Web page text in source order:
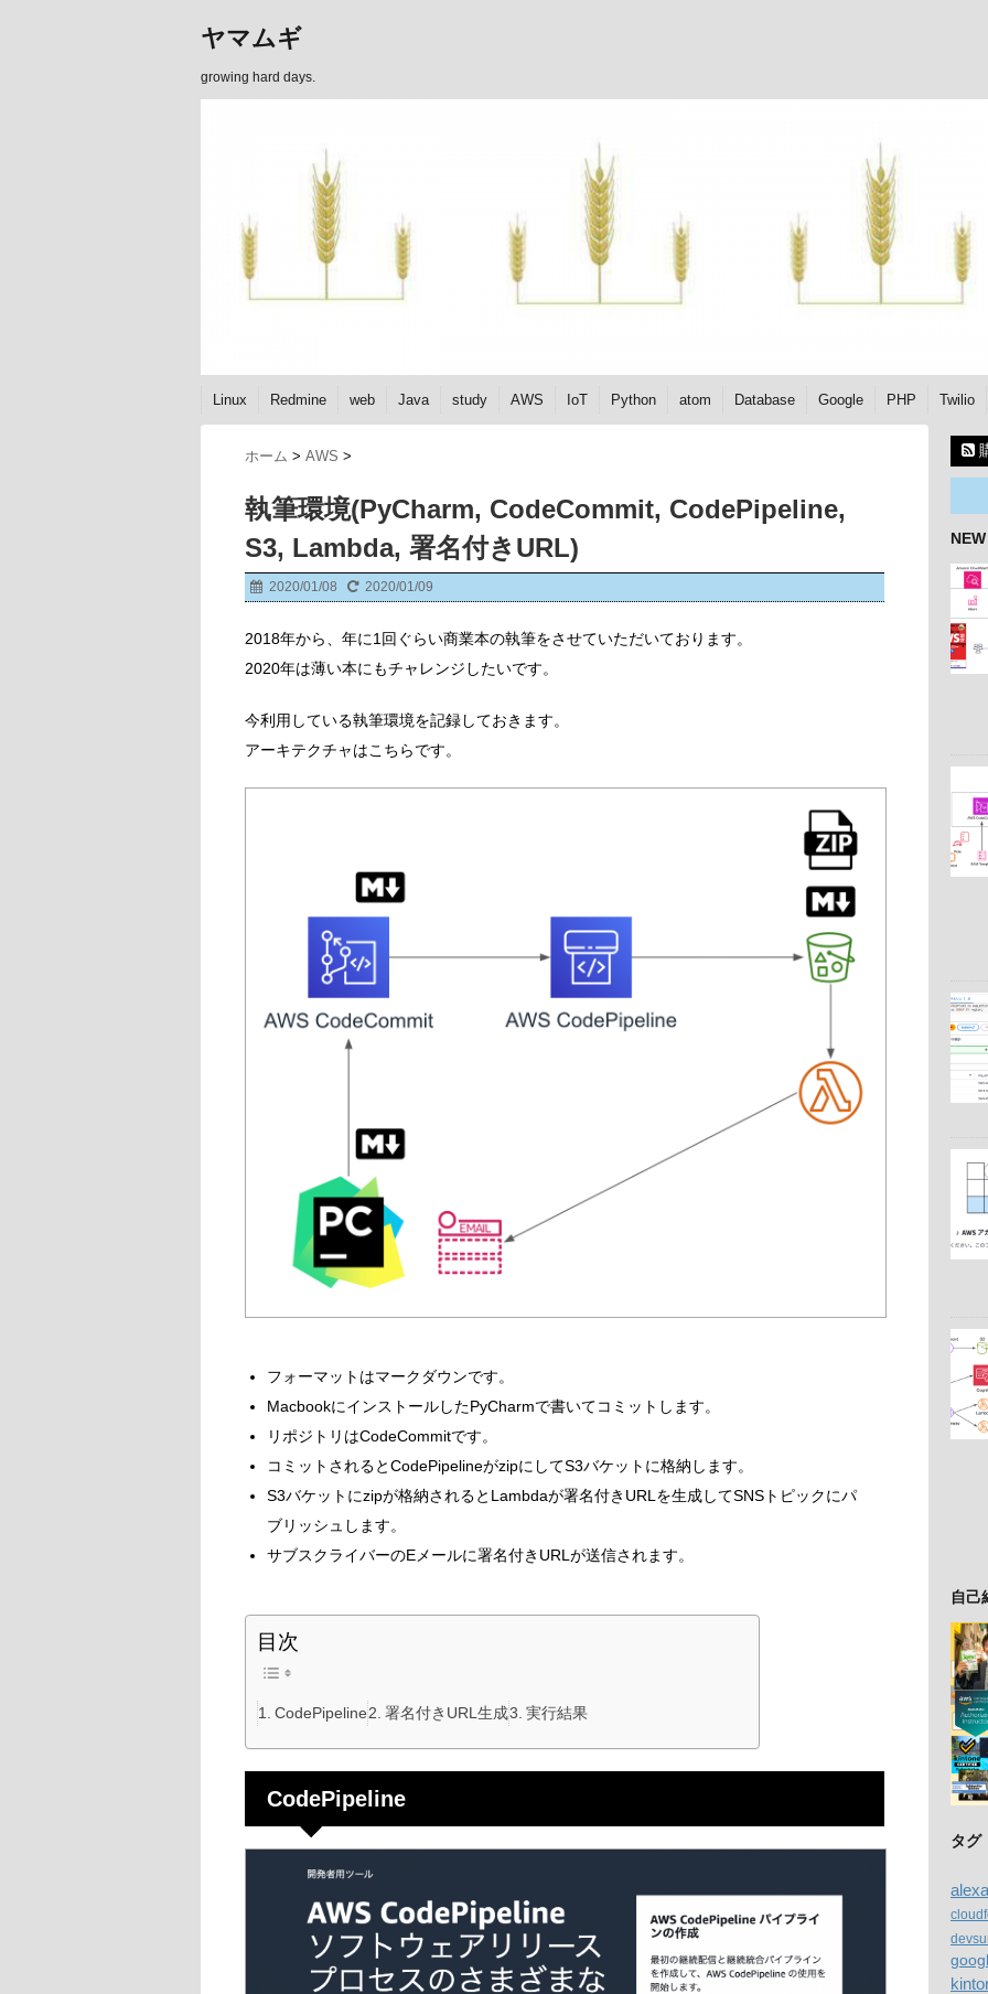
ヤマムギ
growing hard days.
Linux Redmine web Java study AWS IoT Python atom Database Google PHP Twilio
ホーム > AWS >
執筆環境(PyCharm, CodeCommit, CodePipeline,
S3, Lambda, 署名付きURL)
2020/01/08 2020/01/09
2018年から、年に1回ぐらい商業本の執筆をさせていただいております。
2020年は薄い本にもチャレンジしたいです。
今利用している執筆環境を記録しておきます。
アーキテクチャはこちらです。
フォーマットはマークダウンです。
MacbookにインストールしたPyCharmで書いてコミットします。
リポジトリはCodeCommitです。
コミットされるとCodePipelineがzipにしてS3バケットに格納します。
S3バケットにzipが格納されるとLambdaが署名付きURLを生成してSNSトピックにパ
ブリッシュします。
サブスクライバーのEメールに署名付きURLが送信されます。
目次
CodePipeline 署名付きURL生成 実行結果
CodePipeline
自己
タグ
alexa